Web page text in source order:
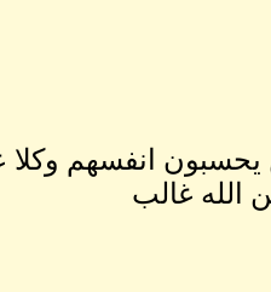
يحسبون انفسهم وكلا
الله غالب